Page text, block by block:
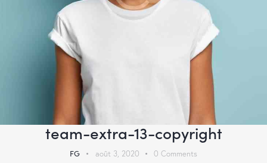
team-extra-13-copyright
FG août 3, 2020 0 Comments